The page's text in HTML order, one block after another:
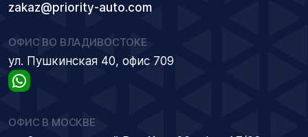
zakaz@priority-auto.com
ОФИС ВО ВЛАДИВОСТОКЕ
ул. Пушкинская 40, офис 709
ОФИС В МОСКВЕ